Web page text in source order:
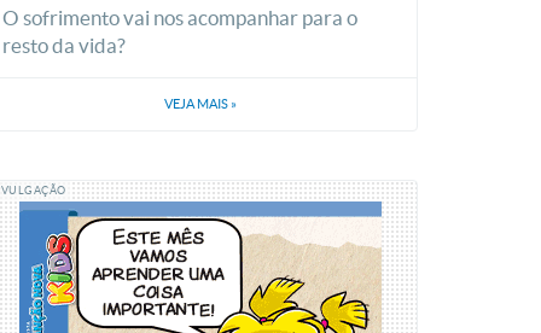
O sofrimento vai nos acompanhar para o
resto da vida?
VEJA MAIS »